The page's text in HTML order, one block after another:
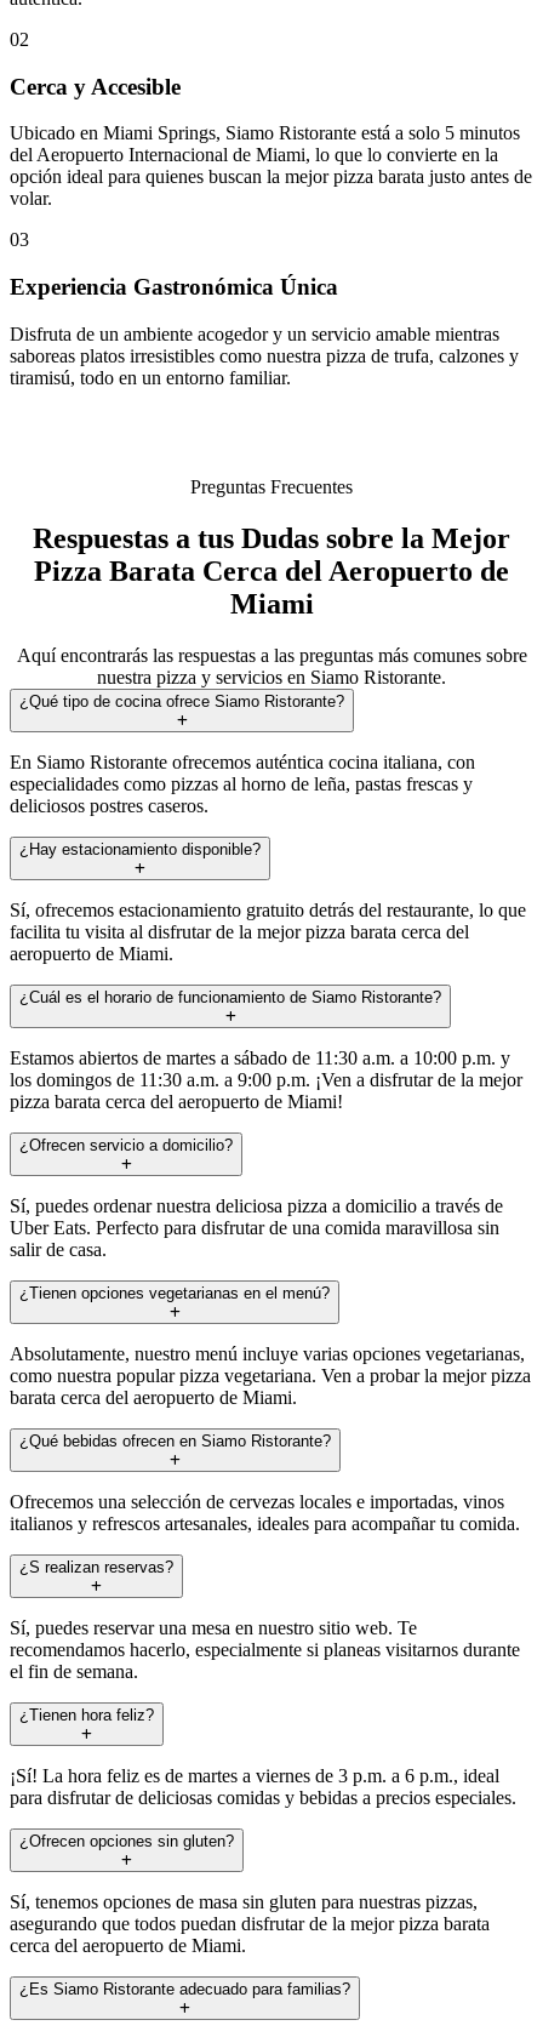
02
Cerca y Accesible
Ubicado en Miami Springs, Siamo Ristorante está a solo 5 minutos
del Aeropuerto Internacional de Miami, lo que lo convierte en la
opción ideal para quienes buscan la mejor pizza barata justo antes de
volar.
03
Experiencia Gastronómica Única
Disfruta de un ambiente acogedor y un servicio amable mientras
saboreas platos irresistibles como nuestra pizza de trufa, calzones y
tiramisú, todo en un entorno familiar.
Preguntas Frecuentes
Respuestas a tus Dudas sobre la Mejor
Pizza Barata Cerca del Aeropuerto de
Miami
Aquí encontrarás las respuestas a las preguntas más comunes sobre
nuestra pizza y servicios en Siamo Ristorante.
¿Qué tipo de cocina ofrece Siamo Ristorante?
En Siamo Ristorante ofrecemos auténtica cocina italiana, con
especialidades como pizzas al horno de leña, pastas frescas y
deliciosos postres caseros.
¿Hay estacionamiento disponible?
Sí, ofrecemos estacionamiento gratuito detrás del restaurante, lo que
facilita tu visita al disfrutar de la mejor pizza barata cerca del
aeropuerto de Miami.
¿Cuál es el horario de funcionamiento de Siamo Ristorante?
Estamos abiertos de martes a sábado de 11:30 a.m. a 10:00 p.m. y
los domingos de 11:30 a.m. a 9:00 p.m. ¡Ven a disfrutar de la mejor
pizza barata cerca del aeropuerto de Miami!
¿Ofrecen servicio a domicilio?
Sí, puedes ordenar nuestra deliciosa pizza a domicilio a través de
Uber Eats. Perfecto para disfrutar de una comida maravillosa sin
salir de casa.
¿Tienen opciones vegetarianas en el menú?
Absolutamente, nuestro menú incluye varias opciones vegetarianas,
como nuestra popular pizza vegetariana. Ven a probar la mejor pizza
barata cerca del aeropuerto de Miami.
¿Qué bebidas ofrecen en Siamo Ristorante?
Ofrecemos una selección de cervezas locales e importadas, vinos
italianos y refrescos artesanales, ideales para acompañar tu comida.
¿S realizan reservas?
Sí, puedes reservar una mesa en nuestro sitio web. Te
recomendamos hacerlo, especialmente si planeas visitarnos durante
el fin de semana.
¿Tienen hora feliz?
¡Sí! La hora feliz es de martes a viernes de 3 p.m. a 6 p.m., ideal
para disfrutar de deliciosas comidas y bebidas a precios especiales.
¿Ofrecen opciones sin gluten?
Sí, tenemos opciones de masa sin gluten para nuestras pizzas,
asegurando que todos puedan disfrutar de la mejor pizza barata
cerca del aeropuerto de Miami.
¿Es Siamo Ristorante adecuado para familias?